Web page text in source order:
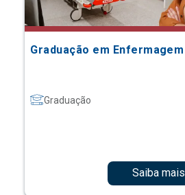
Graduação em Enfermagem
Graduação
Saiba mais